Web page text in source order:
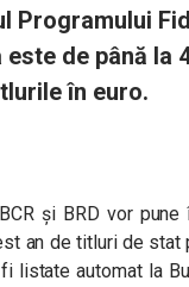
Programului
de până la
în euro.
și BRD vor
an de titluri de
listate automat la